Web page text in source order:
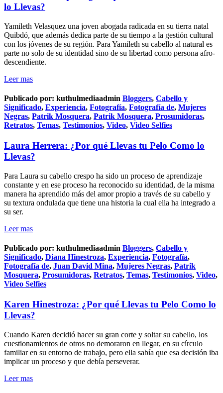
lo Llevas?
Yamileth Velasquez una joven abogada radicada en su tierra natal
Quibdó, que además dedica parte de su tiempo a la gestión cultural
con los jóvenes de su región. Para Yamileth su cabello al natural es
parte no solo de su identidad sino de su libertad como persona afro-
descendiente.
Leer mas
Publicado por: kuthulmediaadmin Bloggers, Cabello y
Significado, Experiencia, Fotografía, Fotografía de, Mujeres
Negras, Patrik Mosquera, Patrik Mosquera, Prosumidoras,
Retratos, Temas, Testimonios, Video, Video Selfies
Laura Herrera: ¿Por qué Llevas tu Pelo Como lo
Llevas?
Para Laura su cabello crespo ha sido un proceso de aprendizaje
constante y en ese proceso ha reconocido su identidad, de la misma
manera ha aprendido más del amor propio a través de su cabello y
su textura ondulada que tiene una historia la cual ella ha integrado a
su ser.
Leer mas
Publicado por: kuthulmediaadmin Bloggers, Cabello y
Significado, Diana Hinestroza, Experiencia, Fotografía,
Fotografía de, Juan David Mina, Mujeres Negras, Patrik
Mosquera, Prosumidoras, Retratos, Temas, Testimonios, Video,
Video Selfies
Karen Hinestroza: ¿Por qué Llevas tu Pelo Como lo
Llevas?
Cuando Karen decidió hacer su gran corte y soltar su cabello, los
cuestionamientos de otros no demoraron en llegar, en su círculo
familiar en su entorno de trabajo, pero ella sabía que esa decisión iba
implicar un proceso y que debía perseverar.
Leer mas